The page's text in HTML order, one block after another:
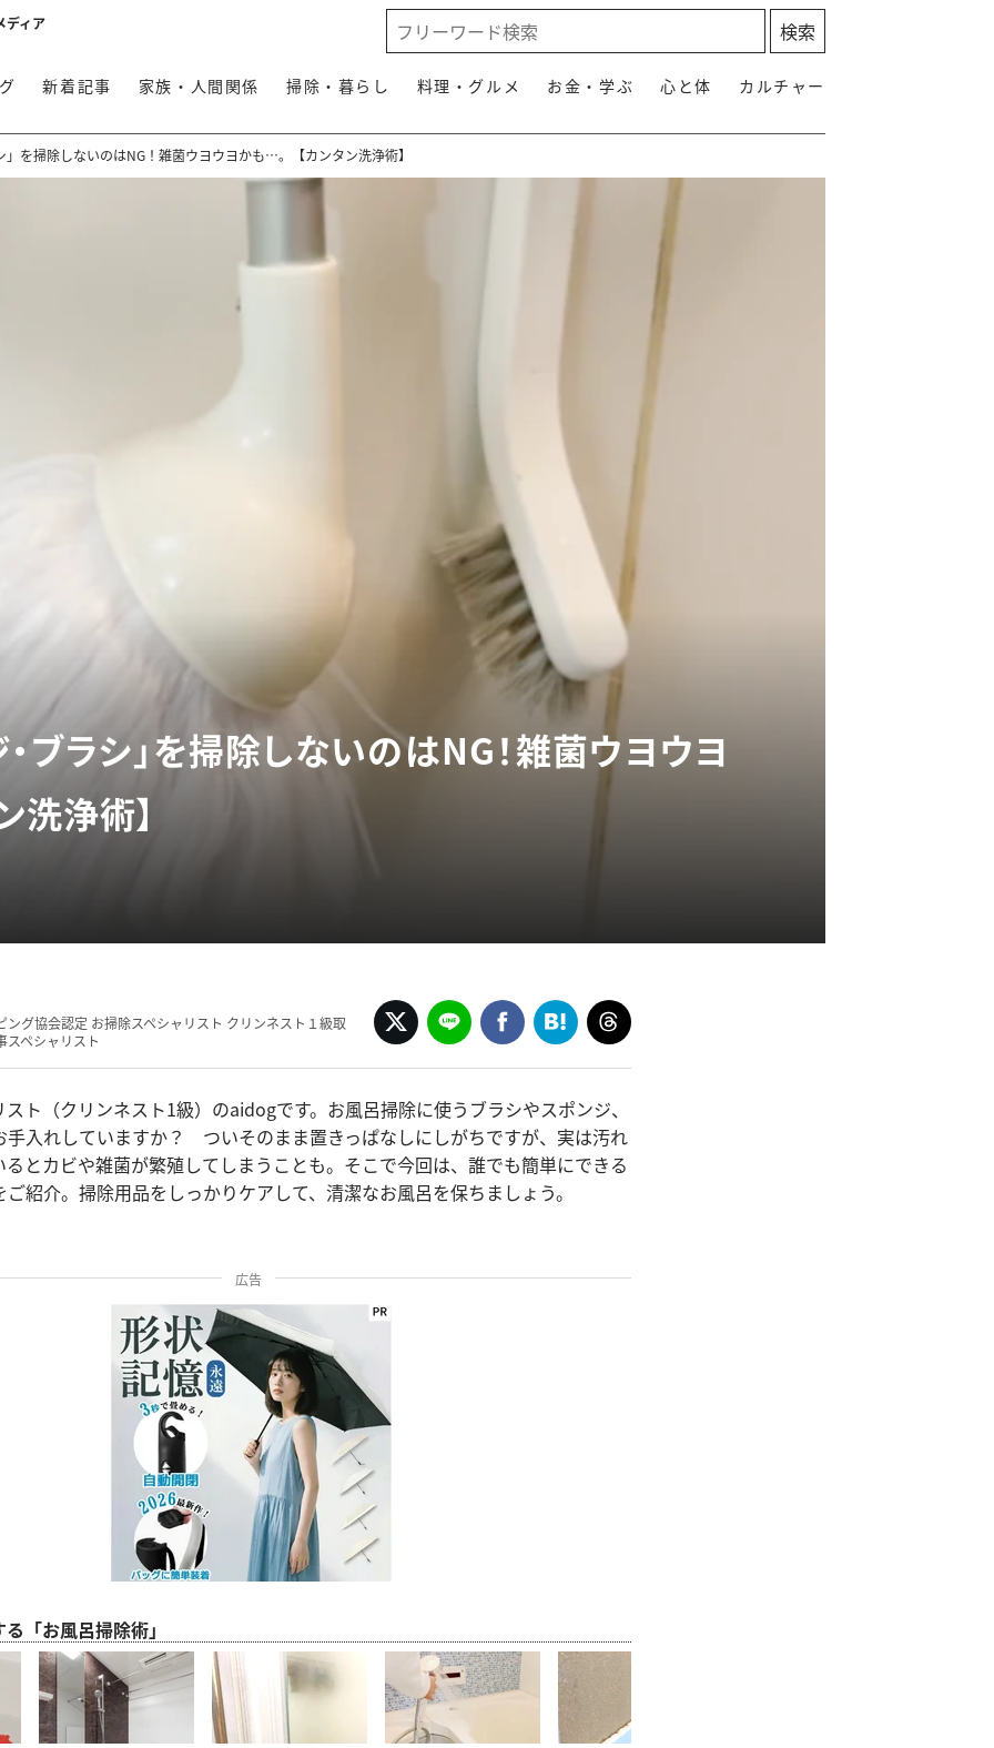
ディア
新着記事 家族・人間関係 掃除・暮らし 料理・グルメ お金・学ぶ 心と体 カルチャー
を掃除しないのはNG！雑菌ウヨウヨかも…。【カンタン洗浄術】
ブラシ」を掃除しないのはNG！雑菌ウヨウヨ
洗浄術】
ング協会認定 お掃除スペシャリスト クリンネスト１級取
スペシャリスト
ト（クリンネスト1級）のaidogです。お風呂掃除に使うブラシやスポンジ、
手入れしていますか？ ついそのまま置きっぱなしにしがちですが、実は汚れ
とカビや雑菌が繁殖してしまうことも。そこで今回は、誰でも簡単にできる
紹介。掃除用品をしっかりケアして、清潔なお風呂を保ちましょう。
広告
「お風呂掃除術」